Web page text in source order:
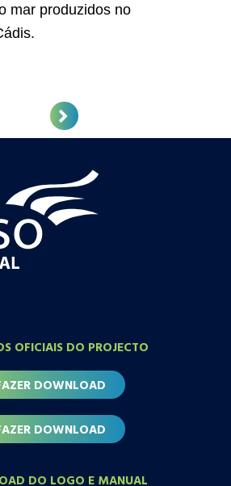
mar produzidos no
OFICIAIS DO PROJECTO
DOWNLOAD
DOWNLOAD
DO LOGO E MANUAL